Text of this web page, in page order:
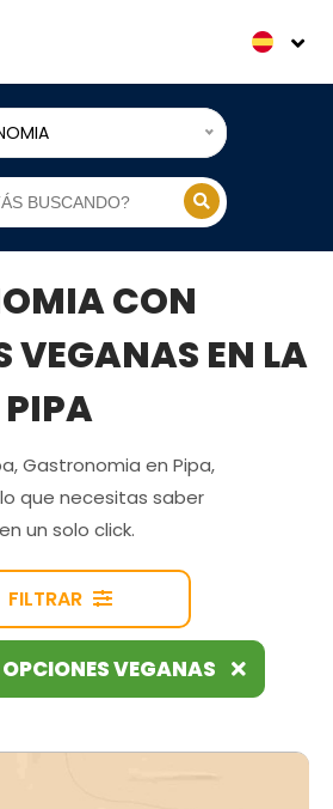
CON
VEGANAS EN LA
PIPA
Gastronomia en Pipa,
que necesitas saber
un solo click.
FILTRAR
OPCIONES VEGANAS